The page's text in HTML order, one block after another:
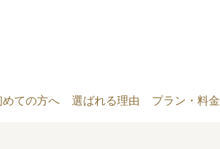
めての方へ 選ばれる理由 プラン・料金